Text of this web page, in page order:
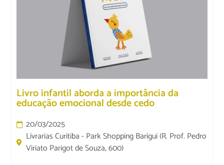
Livro infantil aborda a importância da
educação emocional desde cedo
20/03/2025
Livrarias Curitiba - Park Shopping Barigui (R. Prof. Pedro
Viriato Parigot de Souza, 600)